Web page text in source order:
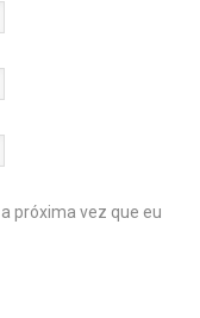
próxima vez que eu